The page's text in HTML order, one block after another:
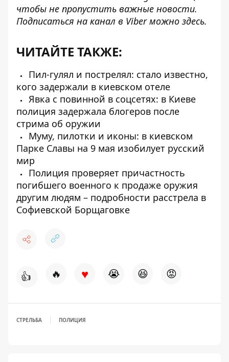
чтобы не пропустить важные новости.
Подписаться на канал в Viber можно здесь.
ЧИТАЙТЕ ТАКЖЕ:
Пил-гулял и пострелял: стало известно,
кого задержали в киевском отеле
Явка с повинной в соцсетях: в Киеве
полиция задержала блогеров после
стрима об оружии
Муму, пилотки и иконы: в киевском
Парке Славы на 9 мая изобилует русский
мир
Полиция проверяет причастность
погибшего военного к продаже оружия
другим людям – подробности расстрела в
Софиевской Борщаговке
👍 🔥 ♥ 😭 😆 😡
СТРЕЛЬБА ПОЛИЦИЯ